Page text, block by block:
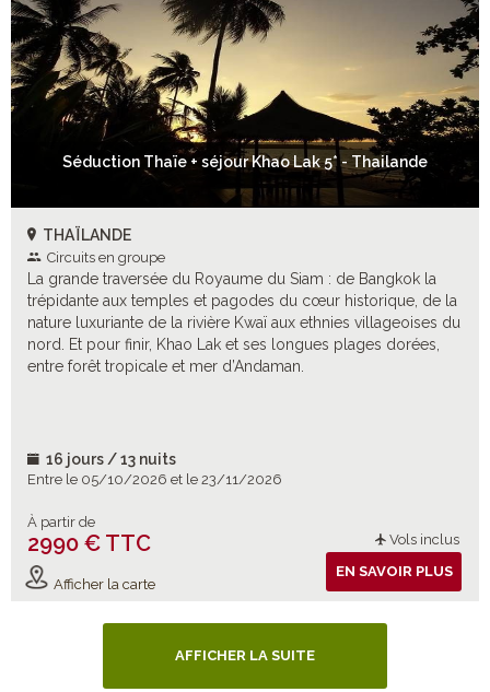
Séduction Thaïe + séjour Khao Lak 5* - Thailande
THAÏLANDE
Circuits en groupe
La grande traversée du Royaume du Siam : de Bangkok la
trépidante aux temples et pagodes du cœur historique, de la
nature luxuriante de la rivière Kwaï aux ethnies villageoises du
nord. Et pour finir, Khao Lak et ses longues plages dorées,
entre forêt tropicale et mer d’Andaman.
16 jours / 13 nuits
Entre le 05/10/2026 et le 23/11/2026
À partir de
2990 € TTC Vols inclus
Afficher la carte
EN SAVOIR PLUS
AFFICHER LA SUITE